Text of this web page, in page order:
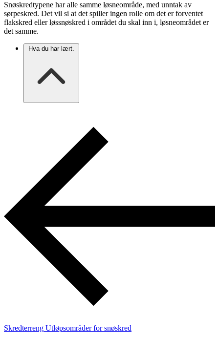
Snøskredtypene har alle samme løsneområde, med unntak av
sørpeskred. Det vil si at det spiller ingen rolle om det er forventet
flakskred eller løssnøskred i området du skal inn i, løsneområdet er
det samme.
Hva du har lært.
Skredterreng Utløpsområder for snøskred